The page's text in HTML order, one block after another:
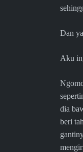
Dan
Aku
dia
beri